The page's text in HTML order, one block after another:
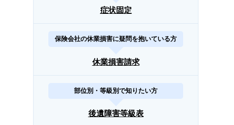
症状固定
保険会社の休業損害に疑問を抱いている方
休業損害請求
部位別・等級別で知りたい方
後遺障害等級表